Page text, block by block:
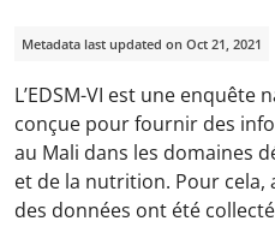
Metadata last updated on Oct 21, 2021
L’EDSM-VI est une enquête
conçue pour fournir des
au Mali dans les domaines
et de la nutrition. Pour cela,
des données ont été